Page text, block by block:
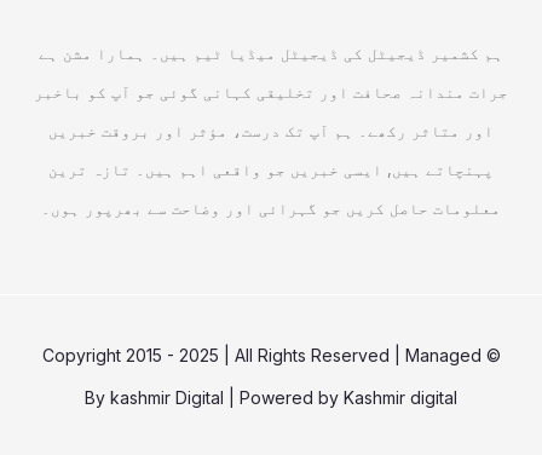
ہم کشمیر ڈیجیٹل کی ڈیجیٹل میڈیا ٹیم ہیں۔ ہمارا مشن ہے
جرات مندانہ صحافت اور تخلیقی کہانی گوئی جو آپ کو باخبر
اور متاثر رکھے۔ ہم آپ تک درست، مؤثر اور بروقت خبریں
پہنچاتے ہیں, ایسی خبریں جو واقعی اہم ہیں۔ تازہ ترین
معلومات حاصل کریں جو گہرائی اور وضاحت سے بھرپور ہوں۔
© Copyright 2015 - 2025 | All Rights Reserved | Managed
By kashmir Digital | Powered by Kashmir digital